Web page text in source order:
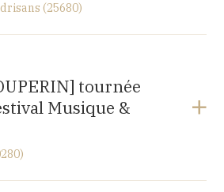
(25680)
tournée
Musique &